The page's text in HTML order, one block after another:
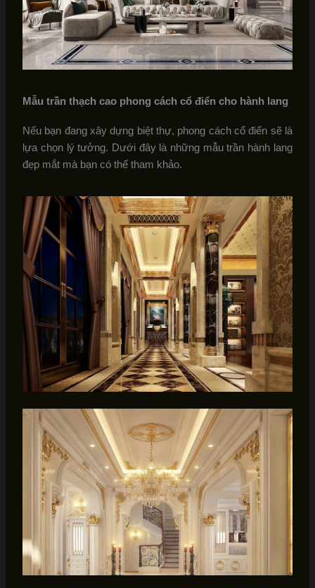
Mẫu trần thạch cao phong cách cổ điển cho hành lang
Nếu bạn đang xây dựng biệt thự, phong cách cổ điển sẽ là
lựa chọn lý tưởng. Dưới đây là những mẫu trần hành lang
đẹp mắt mà bạn có thể tham khảo.